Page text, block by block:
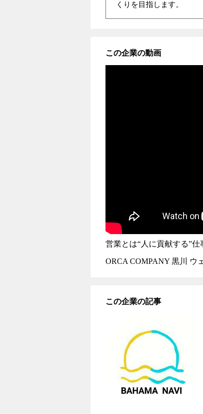
くりを目指します。
この企業の動画
営業とは“人に貢献する”
ORCA COMPANY 黒川 ウ
この企業の記事